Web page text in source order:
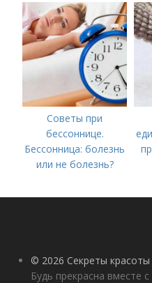
Советы при
бессоннице.
Бессонница: болезнь
или не болезнь?
© 2026 Секреты красоты
Будь прекрасна вместе